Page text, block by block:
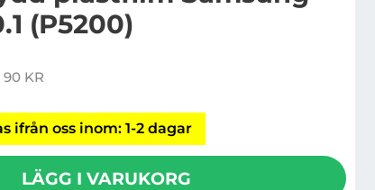
(P5200)
90 KR
ifrån oss inom: 1-2 dagar
LÄGG I VARUKORG